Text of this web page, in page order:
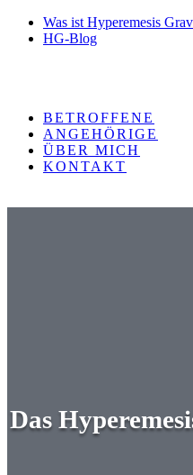
Was ist Hyperemesis
HG-Blog
BETROFFENE
ANGEHÖRIGE
ÜBER MICH
KONTAKT
Das